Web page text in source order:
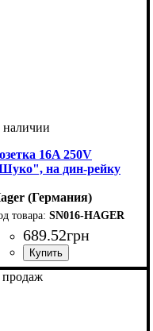
16A 250V
на дин-рейку
(Германия)
SN016-HAGER
689.52грн